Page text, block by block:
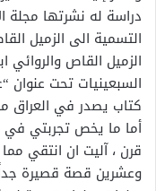
دراسة له نشرتها
التسمية الى الزميل
الزميل القاص
السبعينيات تحت
كتاب يصدر في
أما ما يخص تجربتي في
قرن ، آليت ان انتقي
وعشرين قصة قصيرة